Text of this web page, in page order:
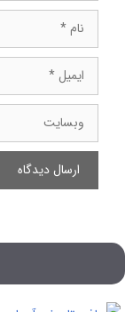
ایمیل
وبسایت